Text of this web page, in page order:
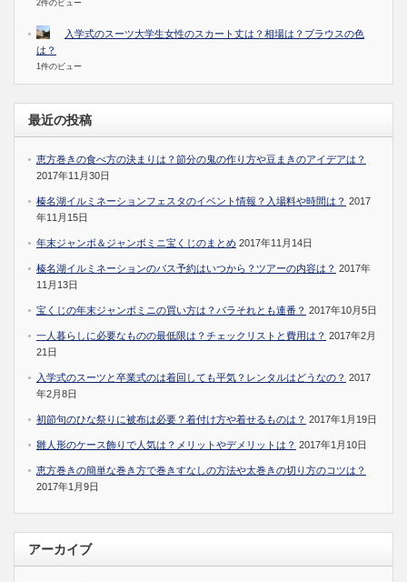
2件のビュー
入学式のスーツ大学生女性のスカート丈は？相場は？ブラウスの色
は？
1件のビュー
最近の投稿
恵方巻きの食べ方の決まりは？節分の鬼の作り方や豆まきのアイデアは？
2017年11月30日
榛名湖イルミネーションフェスタのイベント情報？入場料や時間は？ 2017
年11月15日
年末ジャンボ＆ジャンボミニ宝くじのまとめ 2017年11月14日
榛名湖イルミネーションのバス予約はいつから？ツアーの内容は？ 2017年
11月13日
宝くじの年末ジャンボミニの買い方は？バラそれとも連番？ 2017年10月5日
一人暮らしに必要なものの最低限は？チェックリストと費用は？ 2017年2月
21日
入学式のスーツと卒業式のは着回しても平気？レンタルはどうなの？ 2017
年2月8日
初節句のひな祭りに被布は必要？着付け方や着せるものは？ 2017年1月19日
雛人形のケース飾りで人気は？メリットやデメリットは？ 2017年1月10日
恵方巻きの簡単な巻き方で巻きすなしの方法や太巻きの切り方のコツは？
2017年1月9日
アーカイブ